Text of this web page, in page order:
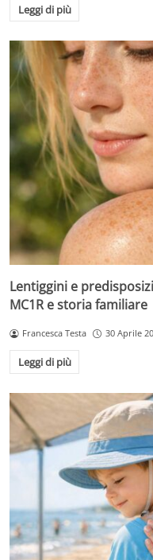
Leggi di più
Lentiggini e
MC1R e storia familiare
Francesca Testa 30 Aprile
Leggi di più